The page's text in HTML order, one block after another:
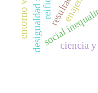
socialciencia